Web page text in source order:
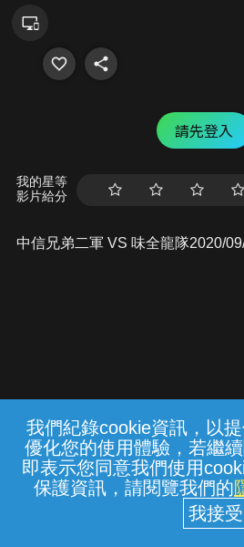
我們紀錄cookie資訊，以
優化您的使用體驗，若繼
即表示您同意我們使用
保護資訊，請閱覽我們的
請先登入
我的星等
影片給分
中信兄弟二軍 VS 味全龍隊2020/
常見問題 線上客服 服
中華電信股份有限公司
(統一編號：